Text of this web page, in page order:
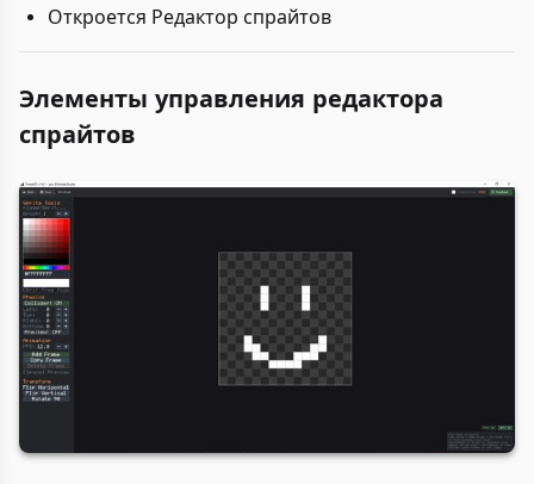
Откроется Редактор спрайтов
Элементы управления редактора
спрайтов